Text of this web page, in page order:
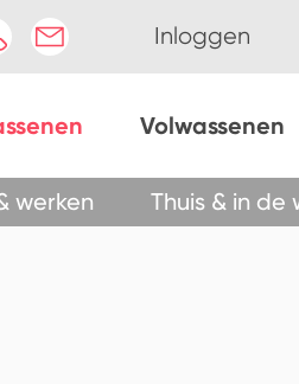
Inloggen
Volwassenen
werken Thuis & in de